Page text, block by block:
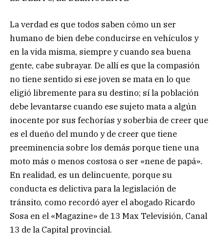
La verdad es que todos saben cómo un ser
humano de bien debe conducirse en vehículos y
en la vida misma, siempre y cuando sea buena
gente, cabe subrayar. De allí es que la compasión
no tiene sentido si ese joven se mata en lo que
eligió libremente para su destino; sí la población
debe levantarse cuando ese sujeto mata a algún
inocente por sus fechorías y soberbia de creer que
es el dueño del mundo y de creer que tiene
preeminencia sobre los demás porque tiene una
moto más o menos costosa o ser «nene de papá».
En realidad, es un delincuente, porque su
conducta es delictiva para la legislación de
tránsito, como recordó ayer el abogado Ricardo
Sosa en el «Magazine» de 13 Max Televisión, Canal
13 de la Capital provincial.